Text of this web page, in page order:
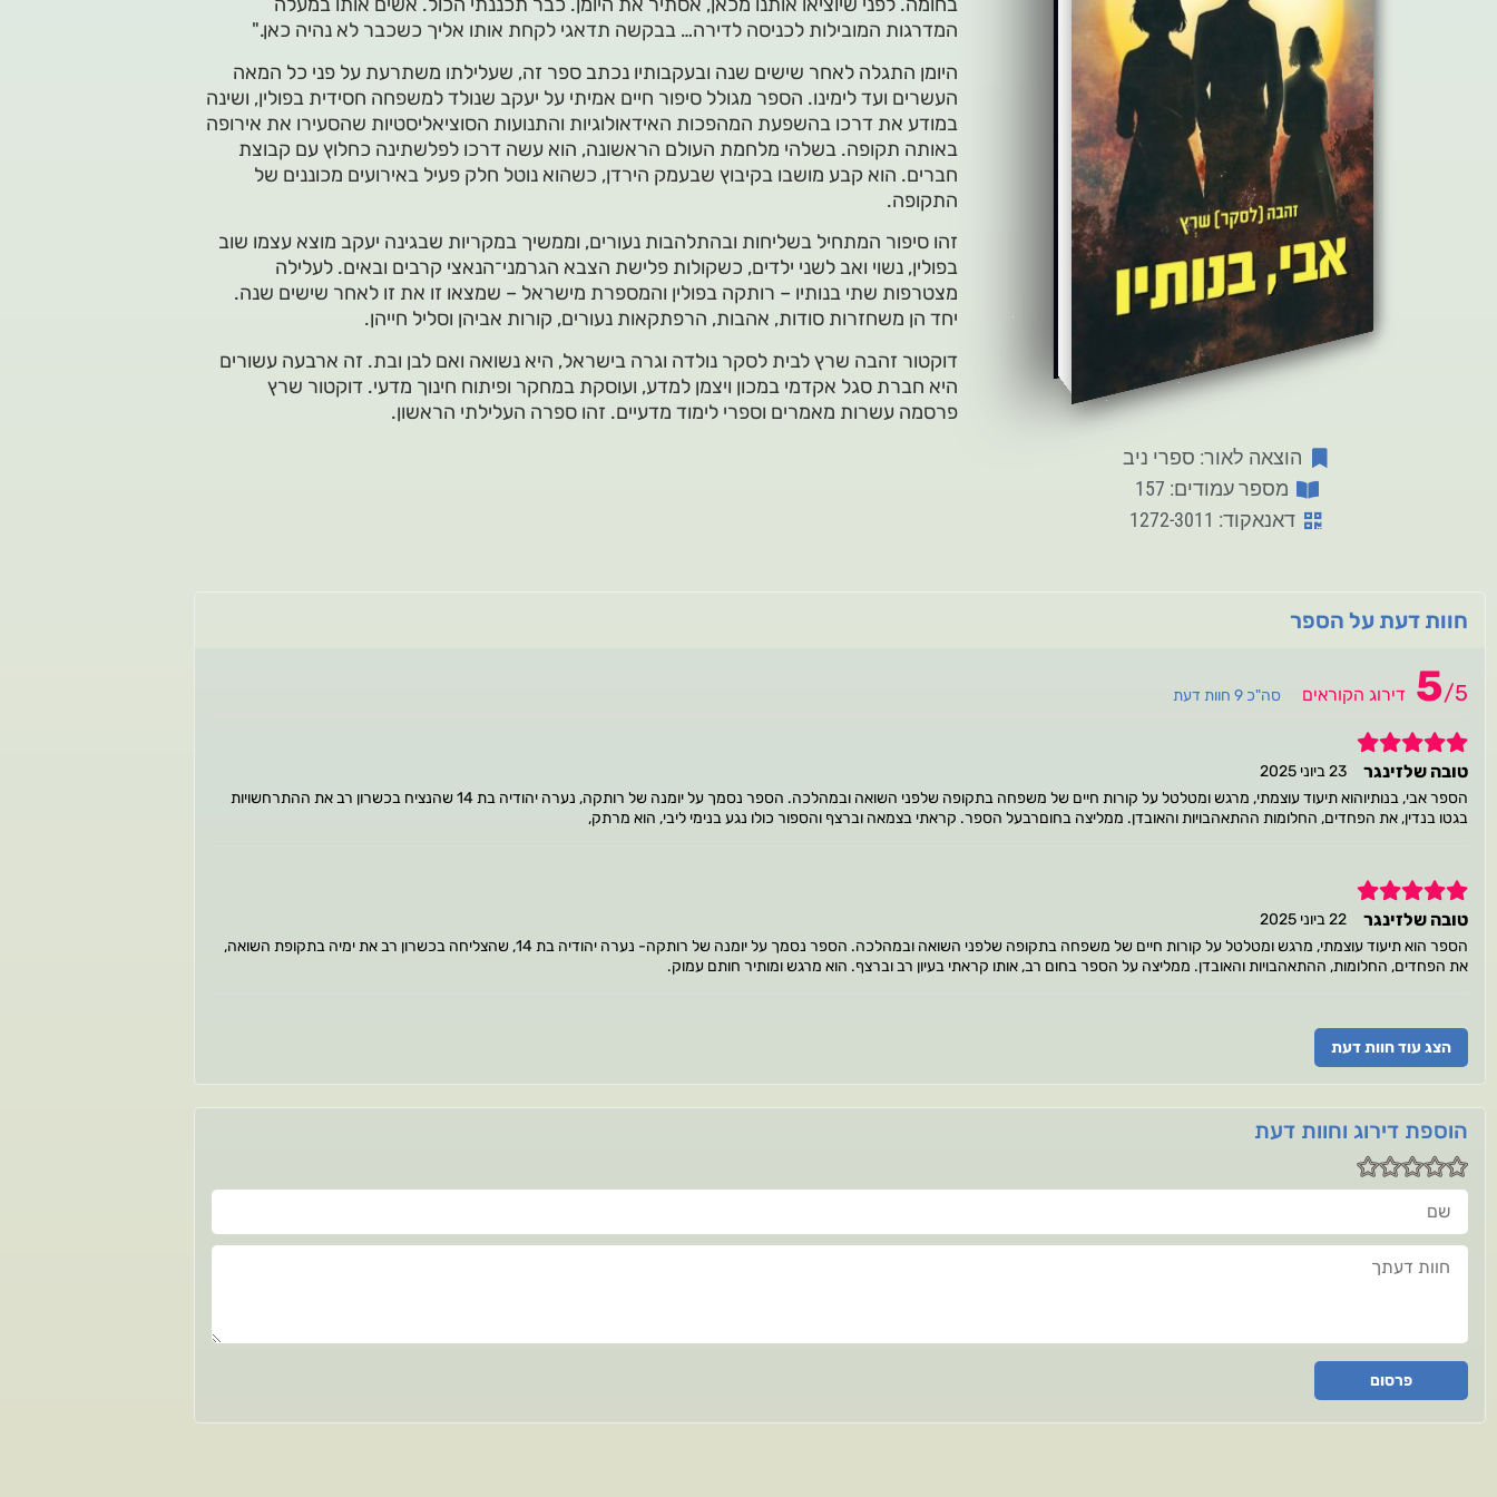
הוצאה לאור: ספרי ניב
מספר עמודים: 157
דאנאקוד: 1272-3011
המדרגות המובילות לכניסה לדירה… בבקשה תדאגי לקחת אותו אליך כשכבר לא נהיה כאן."
היומן התגלה לאחר שישים שנה ובעקבותיו נכתב ספר זה, שעלילתו משתרעת על פני כל המאה
העשרים ועד לימינו. הספר מגולל סיפור חיים אמיתי על יעקב שנולד למשפחה חסידית בפולין, ושינה
במודע את דרכו בהשפעת המהפכות האידאולוגיות והתנועות הסוציאליסטיות שהסעירו את אירופה
באותה תקופה. בשלהי מלחמת העולם הראשונה, הוא עשה דרכו לפלשתינה כחלוץ עם קבוצת
חברים. הוא קבע מושבו בקיבוץ שבעמק הירדן, כשהוא נוטל חלק פעיל באירועים מכוננים של
התקופה.
זהו סיפור המתחיל בשליחות ובהתלהבות נעורים, וממשיך במקריות שבגינה יעקב מוצא עצמו שוב
בפולין, נשוי ואב לשני ילדים, כשקולות פלישת הצבא הגרמני־הנאצי קרבים ובאים. לעלילה
מצטרפות שתי בנותיו – רותקה בפולין והמספרת מישראל – שמצאו זו את זו לאחר שישים שנה.
יחד הן משחזרות סודות, אהבות, הרפתקאות נעורים, קורות אביהן וסליל חייהן.
דוקטור זהבה שרץ לבית לסקר נולדה וגרה בישראל, היא נשואה ואם לבן ובת. זה ארבעה עשורים
היא חברת סגל אקדמי במכון ויצמן למדע, ועוסקת במחקר ופיתוח חינוך מדעי. דוקטור שרץ
פרסמה עשרות מאמרים וספרי לימוד מדעיים. זהו ספרה העלילתי הראשון.
חוות דעת על הספר
5/5 דירוג הקוראים סה"כ 9 חוות דעת
5
טובה שלזינגר
23 ביוני 2025
הספר אבי, בנותיוהוא תיעוד עוצמתי, מרגש ומטלטל על קורות חיים של משפחה בתקופה שלפני השואה ובמהלכה. הספר נסמך על יומנה של רותקה, נערה יהודיה בת 14 שהנציח בכשרון רב את ההתרחשויות
בגטו בנדין, את הפחדים, החלומות ההתאהבויות והאובדן. ממליצה בחוםרבעל הספר. קראתי בצמאה וברצף והספור כולו נגע בנימי ליבי, הוא מרתק,
5
טובה שלזינגר
22 ביוני 2025
הספר הוא תיעוד עוצמתי, מרגש ומטלטל על קורות חיים של משפחה בתקופה שלפני השואה ובמהלכה. הספר נסמך על יומנה של רותקה- נערה יהודיה בת 14, שהצליחה בכשרון רב את ימיה בתקופת השואה,
את הפחדים, החלומות, ההתאהבויות והאובדן. ממליצה על הספר בחום רב, אותו קראתי בעיון רב וברצף. הוא מרגש ומותיר חותם עמוק.
הצג עוד חוות דעת
הוספת דירוג וחוות דעת
שם
חוות דעתך
פרסום